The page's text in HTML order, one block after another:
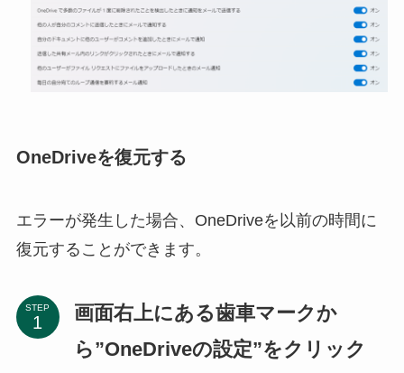
OneDriveを復元する
エラーが発生した場合、OneDriveを以前の時間に
復元することができます。
STEP
画面右上にある歯車マークか
ら”OneDriveの設定”をクリック